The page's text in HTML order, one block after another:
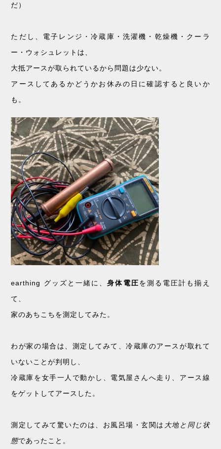
だ）
ただし、電子レンジ・冷蔵庫・洗濯機・乾燥機・クーラ
ー・ウォシュレットは、
大抵アースが取られているから問題は少ない。
アースしてあるかどうかお休みの日に確認すると良いか
も。
earthing グッズと一緒に、身体電圧を測る電圧計も揃え
て、
家のあちこちを測定してみた。
わが家の場合は、測定してみて、冷蔵庫のアースが取れて
いないことが判明し、
冷蔵庫を女手一人で動かし、電気屋さんへ走り、アース線
をゲットしてアースした。
測定してみて驚いたのは、お風呂場・玄関は 大地と同じ状
態であったこと。